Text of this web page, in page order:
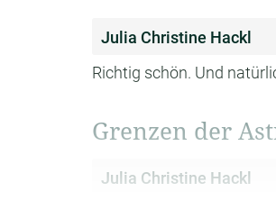
Julia Christine Hackl
Richtig schön. Und
Grenzen der
Julia Christine Hackl
alles immer so die